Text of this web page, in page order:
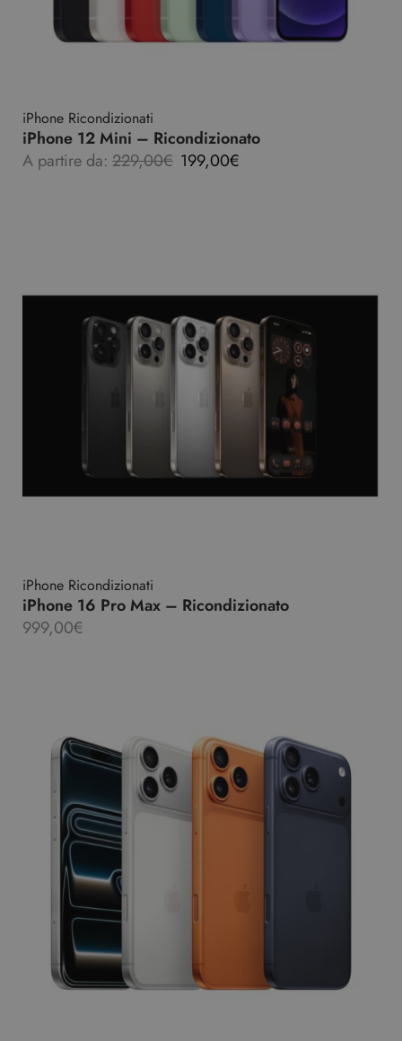
iPhone Ricondizionati
iPhone 12 Mini – Ricondizionato
A partire da: 229,00€ 199,00€
iPhone Ricondizionati
iPhone 16 Pro Max – Ricondizionato
999,00€